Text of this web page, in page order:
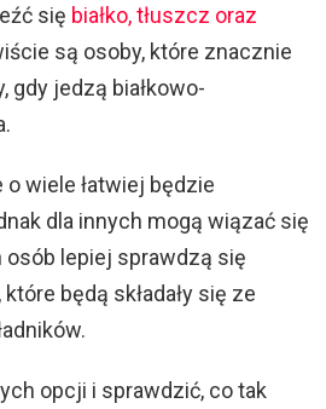
się białko, tłuszcz oraz
są osoby, które znacznie
gdy jedzą białkowo-
wiele łatwiej będzie
dla innych mogą wiązać się
osób lepiej sprawdzą się
będą składały się ze
opcji i sprawdzić, co tak